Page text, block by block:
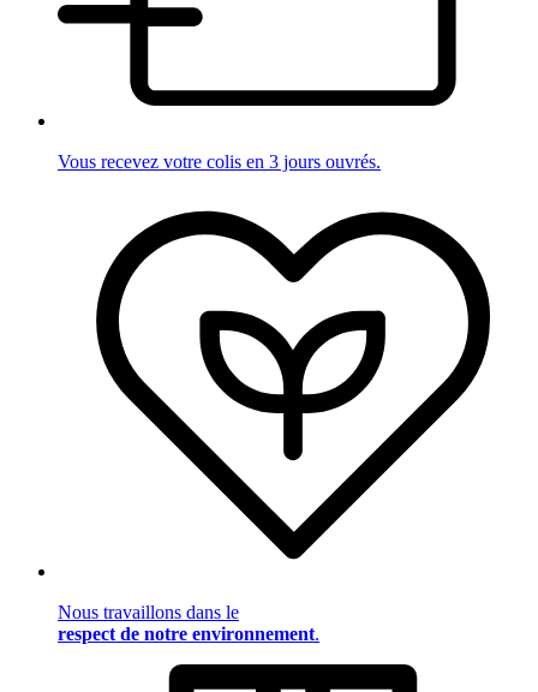
Vous recevez votre colis en 3 jours ouvrés.
Nous travaillons dans le
respect de notre environnement.